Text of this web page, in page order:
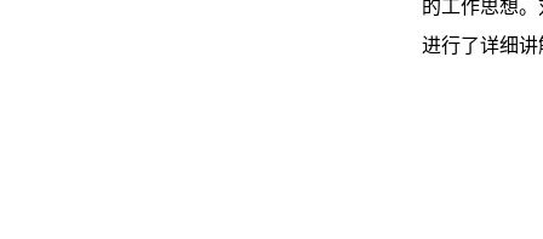
的工作思想
进行了详细